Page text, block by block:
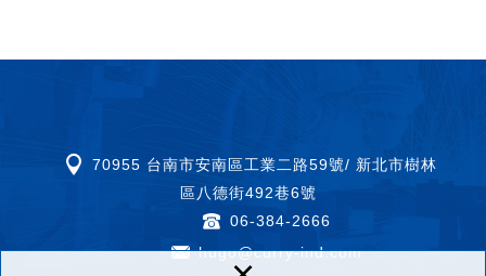
70955 台南市安南區工業二路59號/ 新北市樹林
區八德街492巷6號
06-384-2666
hugo@curry-ind.com